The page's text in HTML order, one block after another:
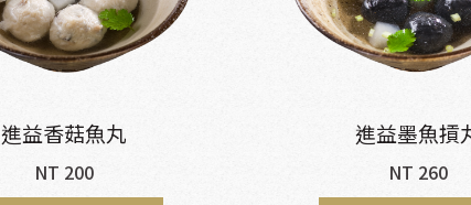
進益香菇魚丸
NT 200
進益墨魚摃
NT 260